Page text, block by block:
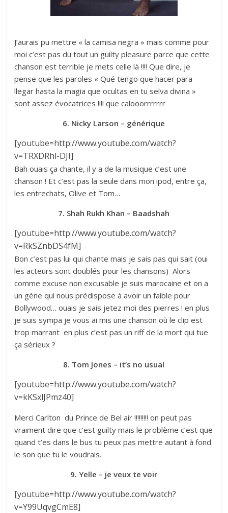
J’aurais pu mettre « la camisa negra » mais comme pour
moi c’est pas du tout un guilty pleasure parce que cette
chanson est terrible je mets celle là !!!! Que dire, je
pense que les paroles « Qué tengo que hacer para
llegar hasta la magia que ocultas en tu selva divina »
sont assez évocatrices !!!! que calooorrrrrrr
6. Nicky Larson – générique
[youtube=http://www.youtube.com/watch?
v=TRXDRhl-DJI]
Bah ouais ça chante, il y a de la musique c’est une
chanson ! Et c’est pas la seule dans mon ipod, entre ça,
les entrechats, Olive et Tom…
7. Shah Rukh Khan – Baadshah
[youtube=http://www.youtube.com/watch?
v=RkSZnbDS4fM]
Bon c’est pas lui qui chante mais je sais pas qui sait (oui
les acteurs sont doublés pour les chansons) Alors
comme excuse non excusable je suis marocaine et on a
un gène qui nous prédispose à avoir un faible pour
Bollywood… ouais je sais jetez moi des pierres ! en plus
je suis sympa je vous ai mis une chanson où le clip est
trop marrant en plus c’est pas un riff de la mort qui tue
ça sérieux ?
8. Tom Jones – it’s no usual
[youtube=http://www.youtube.com/watch?
v=kKSxlJPmz40]
Merci Carlton du Prince de Bel air !!!!!!!!! on peut pas
vraiment dire que c’est guilty mais le problème c’est que
quand t’es dans le bus tu peux pas mettre autant à fond
le son que tu le voudrais.
9. Yelle – je veux te voir
[youtube=http://www.youtube.com/watch?
v=Y99UqvgCmE8]